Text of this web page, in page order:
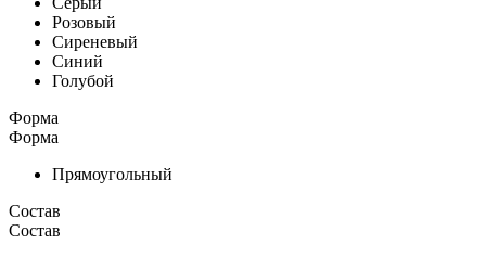
Розовый
Сиреневый
Синий
Голубой
Форма
Форма
Прямоугольный
Состав
Состав